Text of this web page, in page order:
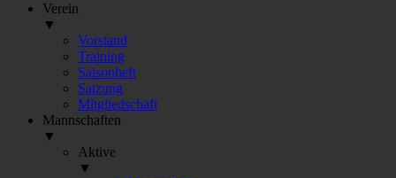
Verein
▼
Vorstand
Training
Saisonheft
Satzung
Mitgliedschaft
Mannschaften
▼
Aktive
▼